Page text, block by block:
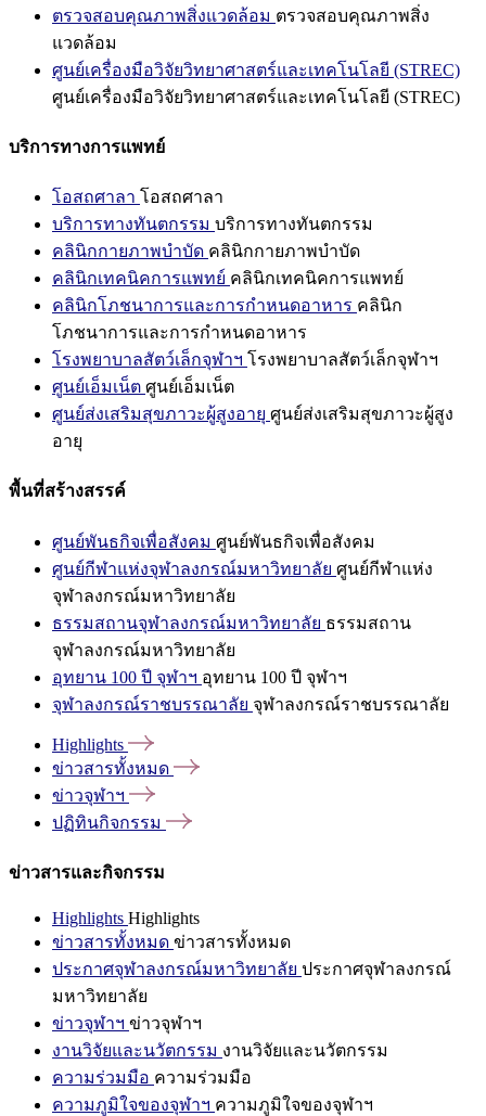
ตรวจสอบคุณภาพสิ่งแวดล้อม ตรวจสอบคุณภาพสิ่ง
แวดล้อม
ศูนย์เครื่องมือวิจัยวิทยาศาสตร์และเทคโนโลยี (STREC)
ศูนย์เครื่องมือวิจัยวิทยาศาสตร์และเทคโนโลยี (STREC)
บริการทางการแพทย์
โอสถศาลา โอสถศาลา
บริการทางทันตกรรม บริการทางทันตกรรม
คลินิกกายภาพบำบัด คลินิกกายภาพบำบัด
คลินิกเทคนิคการแพทย์ คลินิกเทคนิคการแพทย์
คลินิกโภชนาการและการกำหนดอาหาร คลินิก
โภชนาการและการกำหนดอาหาร
โรงพยาบาลสัตว์เล็กจุฬาฯ โรงพยาบาลสัตว์เล็กจุฬาฯ
ศูนย์เอ็มเน็ต ศูนย์เอ็มเน็ต
ศูนย์ส่งเสริมสุขภาวะผู้สูงอายุ ศูนย์ส่งเสริมสุขภาวะผู้สูง
อายุ
พื้นที่สร้างสรรค์
ศูนย์พันธกิจเพื่อสังคม ศูนย์พันธกิจเพื่อสังคม
ศูนย์กีฬาแห่งจุฬาลงกรณ์มหาวิทยาลัย ศูนย์กีฬาแห่ง
จุฬาลงกรณ์มหาวิทยาลัย
ธรรมสถานจุฬาลงกรณ์มหาวิทยาลัย ธรรมสถาน
จุฬาลงกรณ์มหาวิทยาลัย
อุทยาน 100 ปี จุฬาฯ อุทยาน 100 ปี จุฬาฯ
จุฬาลงกรณ์ราชบรรณาลัย จุฬาลงกรณ์ราชบรรณาลัย
Highlights
ข่าวสารทั้งหมด
ข่าวจุฬาฯ
ปฏิทินกิจกรรม
ข่าวสารและกิจกรรม
Highlights Highlights
ข่าวสารทั้งหมด ข่าวสารทั้งหมด
ประกาศจุฬาลงกรณ์มหาวิทยาลัย ประกาศจุฬาลงกรณ์
มหาวิทยาลัย
ข่าวจุฬาฯ ข่าวจุฬาฯ
งานวิจัยและนวัตกรรม งานวิจัยและนวัตกรรม
ความร่วมมือ ความร่วมมือ
ความภูมิใจของจุฬาฯ ความภูมิใจของจุฬาฯ